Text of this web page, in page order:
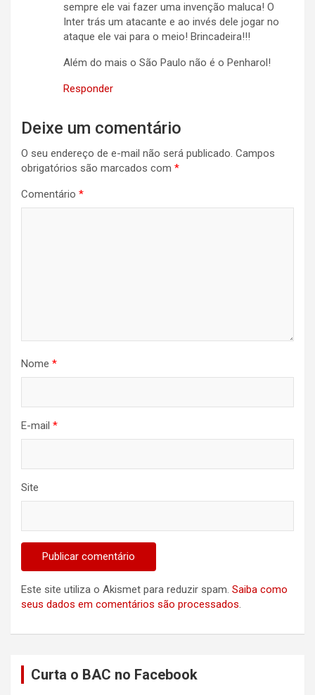
sempre ele vai fazer uma invenção maluca! O
Inter trás um atacante e ao invés dele jogar no
ataque ele vai para o meio! Brincadeira!!!
Além do mais o São Paulo não é o Penharol!
Responder
Deixe um comentário
O seu endereço de e-mail não será publicado. Campos
obrigatórios são marcados com *
Comentário *
Nome *
E-mail *
Site
Este site utiliza o Akismet para reduzir spam. Saiba como
seus dados em comentários são processados.
Curta o BAC no Facebook